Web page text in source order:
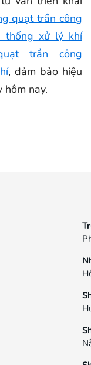
quạt trần công
thống xử lý khí
trần công
, đảm bảo hiệu
nay.